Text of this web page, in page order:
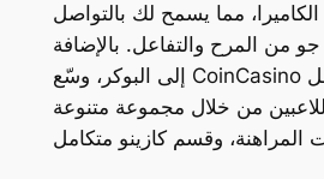
مما يسمح لك بالتواصل
من المرح والتفاعل. بالإضافة
إلى البوكر، وسّع CoinCasino نطاق خدماته ليشمل
من خلال مجموعة متنوعة